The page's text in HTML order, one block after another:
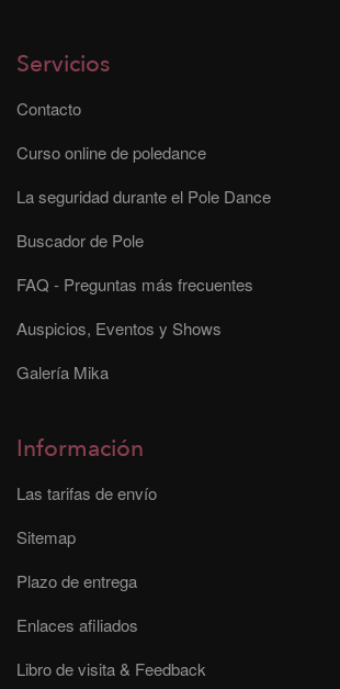
Servicios
Contacto
Curso online de poledance
La seguridad durante el Pole Dance
Buscador de Pole
FAQ - Preguntas más frecuentes
Auspicios, Eventos y Shows
Galería Mika
Información
Las tarifas de envío
Sitemap
Plazo de entrega
Enlaces afiliados
Libro de visita & Feedback